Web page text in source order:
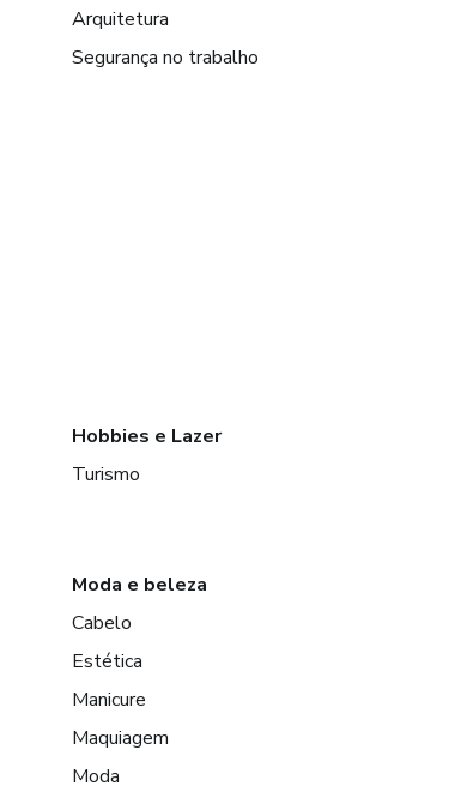
Arquitetura
Segurança no trabalho
Hobbies e Lazer
Turismo
Moda e beleza
Cabelo
Estética
Manicure
Maquiagem
Moda